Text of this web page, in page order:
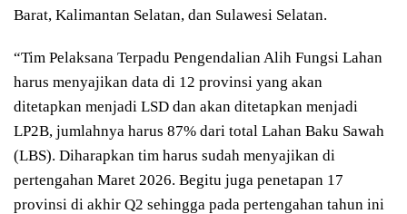
Barat, Kalimantan Selatan, dan Sulawesi Selatan.
“Tim Pelaksana Terpadu Pengendalian Alih Fungsi Lahan
harus menyajikan data di 12 provinsi yang akan
ditetapkan menjadi LSD dan akan ditetapkan menjadi
LP2B, jumlahnya harus 87% dari total Lahan Baku Sawah
(LBS). Diharapkan tim harus sudah menyajikan di
pertengahan Maret 2026. Begitu juga penetapan 17
provinsi di akhir Q2 sehingga pada pertengahan tahun ini